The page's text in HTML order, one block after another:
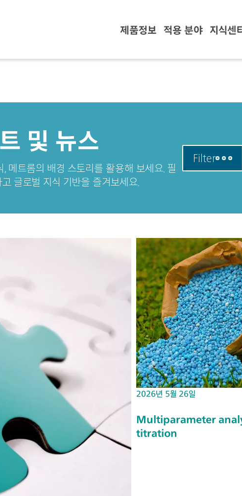
제품정보 적용 분야 지식센
및 뉴스
메트롬의 배경 스토리를 활용해 보세요. 필
글로벌 지식 기반을 즐겨보세요.
Filter
2026년 5월 26일
Multiparameter
titration